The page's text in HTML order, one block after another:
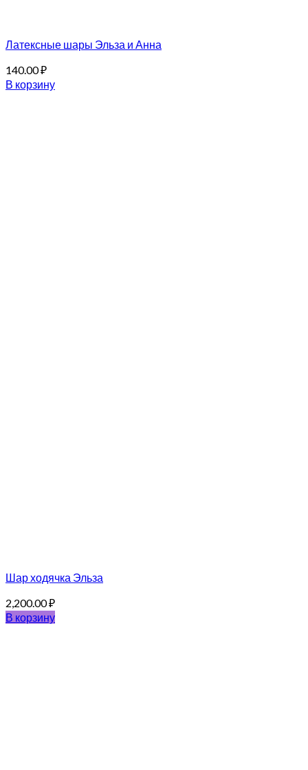
Латексные шары Эльза и Анна
140.00₽
В корзину
Шар ходячка Эльза
2,200.00₽
В корзину